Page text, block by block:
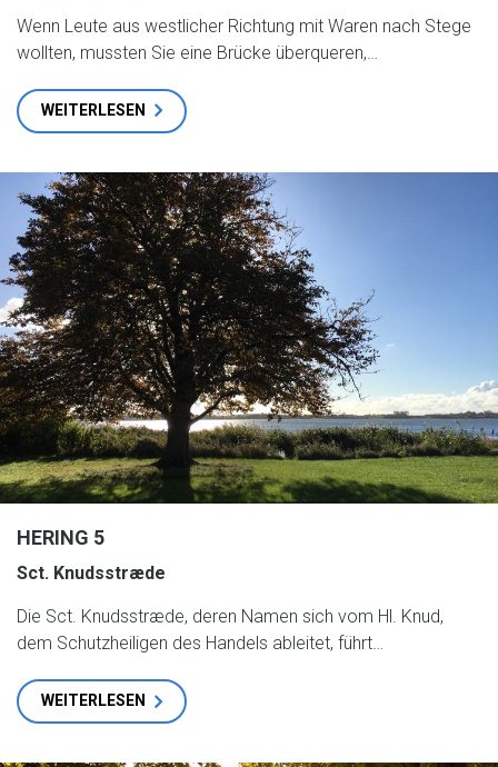
Wenn Leute aus westlicher Richtung mit Waren nach Stege
wollten, mussten Sie eine Brücke überqueren,…
WEITERLESEN
HERING 5
Sct. Knudsstræde
Die Sct. Knudsstræde, deren Namen sich vom Hl. Knud,
dem Schutzheiligen des Handels ableitet, führt…
WEITERLESEN